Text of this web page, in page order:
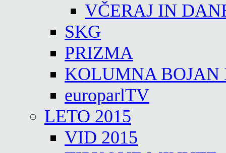
VČERAJ IN
SKG
PRIZMA
KOLUMNA BOJAN
europarlTV
LETO 2015
VID 2015